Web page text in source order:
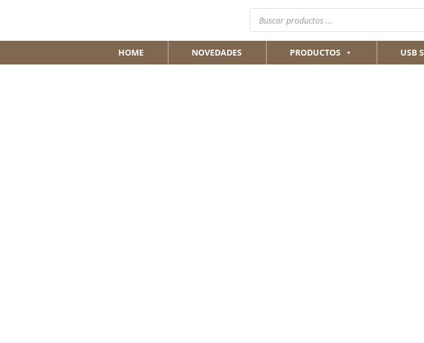
Búsqueda
productos
HOME NOVEDADES PRODUCTOS USB